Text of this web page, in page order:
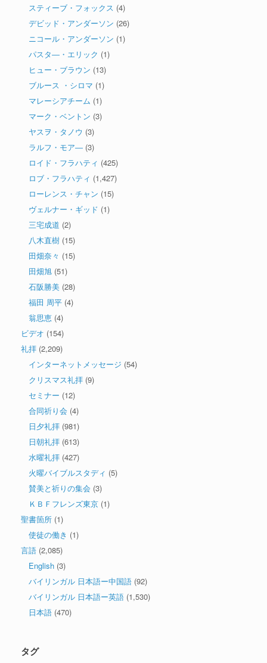
スティーブ・フォックス (4)
デビッド・アンダーソン (26)
ニコール・アンダーソン (1)
パスタ―・エリック (1)
ヒュー・ブラウン (13)
ブルース ・シロマ (1)
マレーシアチーム (1)
マーク・ベントン (3)
ヤスヲ・タノウ (3)
ラルフ・モア― (3)
ロイド・フラハティ (425)
ロブ・フラハティ (1,427)
ローレンス・チャン (15)
ヴェルナー・ギッド (1)
三宅成道 (2)
八木直樹 (15)
田畑奈々 (15)
田畑旭 (51)
石阪勝美 (28)
福田 周平 (4)
翁思恵 (4)
ビデオ (154)
礼拝 (2,209)
インターネットメッセージ (54)
クリスマス礼拝 (9)
セミナー (12)
合同祈り会 (4)
日夕礼拝 (981)
日朝礼拝 (613)
水曜礼拝 (427)
火曜バイブルスタディ (5)
賛美と祈りの集会 (3)
ＫＢＦフレンズ東京 (1)
聖書箇所 (1)
使徒の働き (1)
言語 (2,085)
English (3)
バイリンガル 日本語ー中国語 (92)
バイリンガル 日本語ー英語 (1,530)
日本語 (470)
タグ